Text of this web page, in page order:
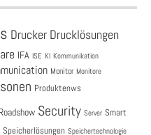
Drucker Drucklösungen
IFA ISE KI Kommunikation
Monitor Monitore
Produktenws
Roadshow Security Server Smart
Speicherlösungen Speichertechnologie